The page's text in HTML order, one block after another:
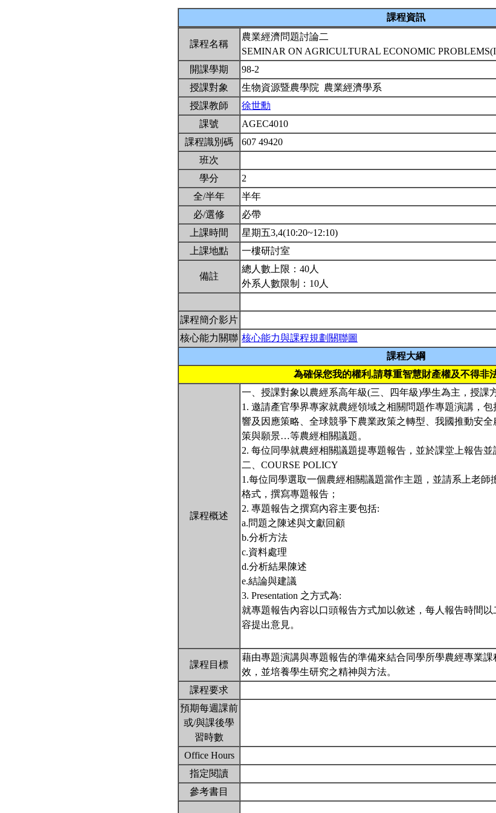
課程資訊
課程名稱
農業經濟問題討論二
SEMINAR ON AGRICULTURAL ECONOMIC
開課學期
98-2
授課對象
生物資源暨農學院 農業經濟學系
授課教師
徐世勳
課號
AGEC4010
課程識別碼
607 49420
班次
學分
2
全/半年
半年
必/選修
必帶
上課時間
星期五3,4(10:20~12:10)
上課地點
一樓研討室
備註
總人數上限：40人
外系人數限制：10人
課程簡介影片
核心能力關聯 核心能力與課程規劃關聯圖
課程大綱
為確保您我的權利,請尊重智慧財產權及不得非
課程概述
一、授課對象以農經系高年級(三、四年級)學生為主，授課
1. 邀請產官學界專家就農經領域之相關問題作專題演講，
響及因應策略、全球競爭下農業政策之轉型、我國推動安
策與願景…等農經相關議題。
2. 每位同學就農經相關議題提專題報告，並於課堂上報告並
二、COURSE POLICY
1.每位同學選取一個農經相關議題當作主題，並請系上老師
格式，撰寫專題報告；
2. 專題報告之撰寫內容主要包括:
a.問題之陳述與文獻回顧
b.分析方法
c.資料處理
d.分析結果陳述
e.結論與建議
3. Presentation 之方式為:
就專題報告內容以口頭報告方式加以敘述，每人報告時間
容提出意見。
課程目標
藉由專題演講與專題報告的準備來結合同學所學農經專業
效，並培養學生研究之精神與方法。
課程要求
預期每週課前
或/與課後學
習時數
Office Hours
指定閱讀
參考書目